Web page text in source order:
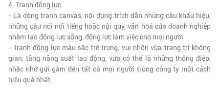
4. Tranh động lực
- Là dòng tranh canvas, nội dung trích dẫn những câu khẩu hiệu,
những câu nói nổi tiếng hoặc nội quy, văn hoá của doanh nghiệp
nhằm tạo động lực sống, động lực làm việc cho mọi người
- Tranh động lực màu sắc trẻ trung, vui nhộn vừa trang trí không
gian, tăng năng suất lao động, vừa có thể là những thông điệp,
nhắc nhở gửi gắm đến tất cả mọi người trong công ty một cách
hiệu quả nhất.